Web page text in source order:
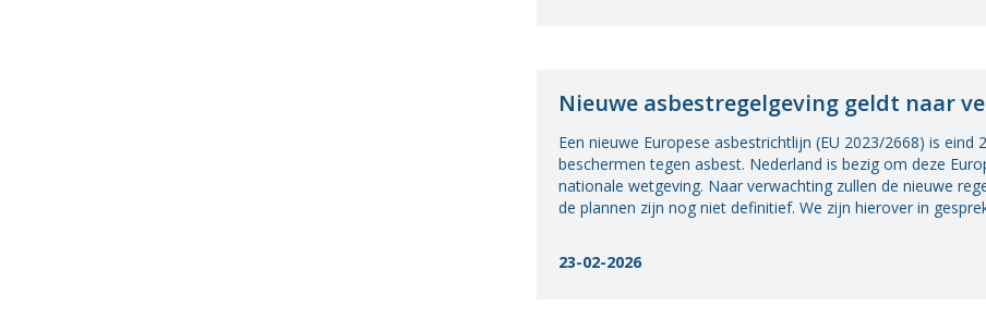
Nieuwe asbestregelgeving geldt naar
Een nieuwe Europese asbestrichtlijn (EU 2023/2668) is
beschermen tegen asbest. Nederland is bezig om deze
nationale wetgeving. Naar verwachting zullen de nieuwe
de plannen zijn nog niet definitief. We zijn hierover in
23-02-2026